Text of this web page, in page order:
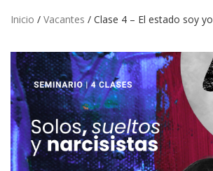
Inicio / Vacantes / Clase 4 – El estado soy yo